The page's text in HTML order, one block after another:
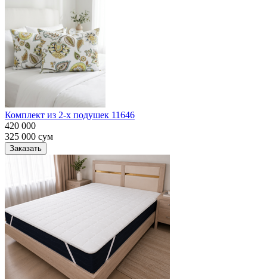
Комплект из 2-х подушек 11646
420 000
325 000 сум
Заказать